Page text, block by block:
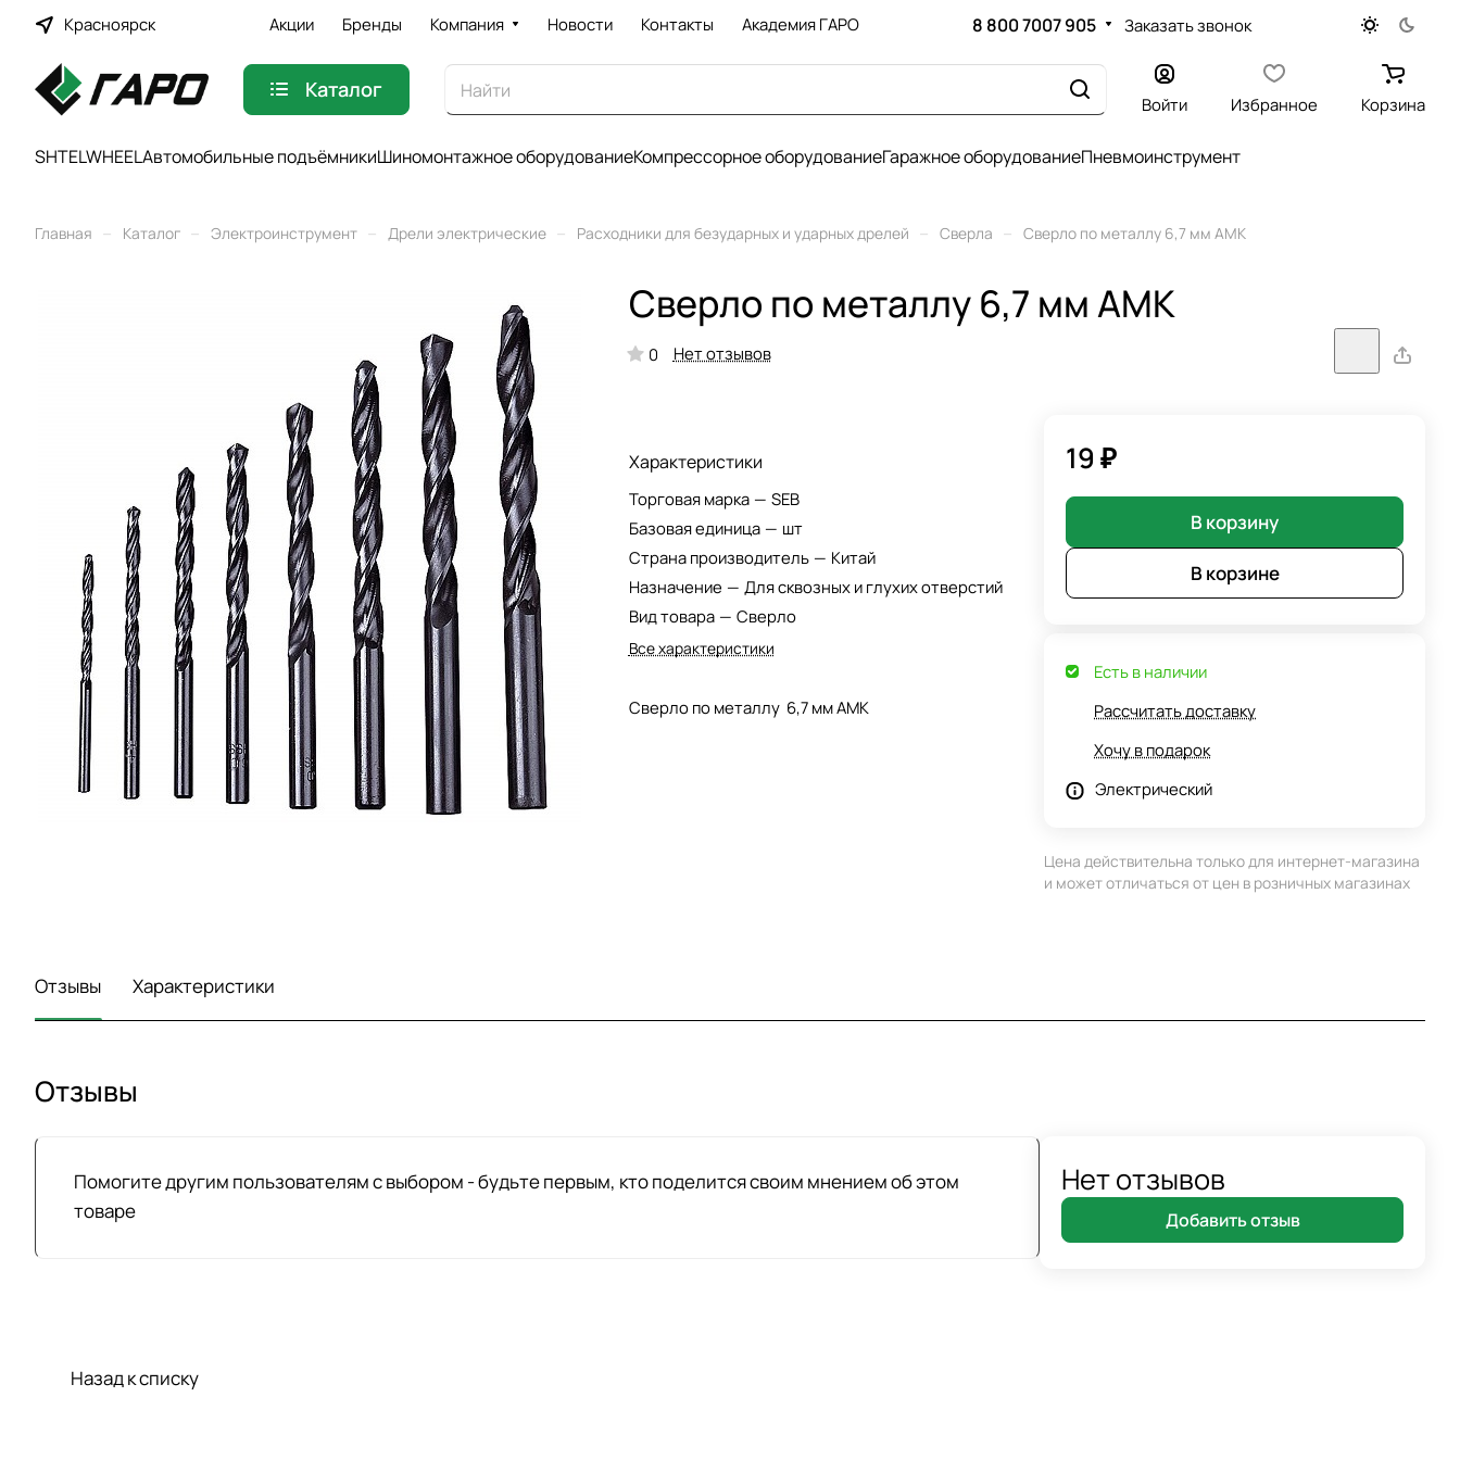
Красноярск Акции Бренды Компания Новости Контакты Академия ГАРО 8 800 7007 905 Заказать звонок
Каталог
Войти Избранное Корзина
SHTELWHEELАвтомобильные подъёмникиШиномонтажное оборудованиеКомпрессорное оборудованиеГаражное оборудованиеПневмоинструмент
Главная – Каталог – Электроинструмент – Дрели электрические – Расходники для безударных и ударных дрелей – Сверла – Сверло по металлу 6,7 мм АМК
Сверло по металлу 6,7 мм АМК
0 Нет отзывов
Характеристики
Торговая марка — SEB
Базовая единица — шт
Страна производитель — Китай
Назначение — Для сквозных и глухих отверстий
Вид товара — Сверло
Все характеристики
Сверло по металлу 6,7 мм АМК
19 ₽
В корзину
В корзине
Есть в наличии
Рассчитать доставку
Хочу в подарок
Электрический
Цена действительна только для интернет-магазина
и может отличаться от цен в розничных магазинах
Отзывы Характеристики
Отзывы
Помогите другим пользователям с выбором - будьте первым, кто поделится своим мнением об этом
товаре
Нет отзывов
Добавить отзыв
Назад к списку